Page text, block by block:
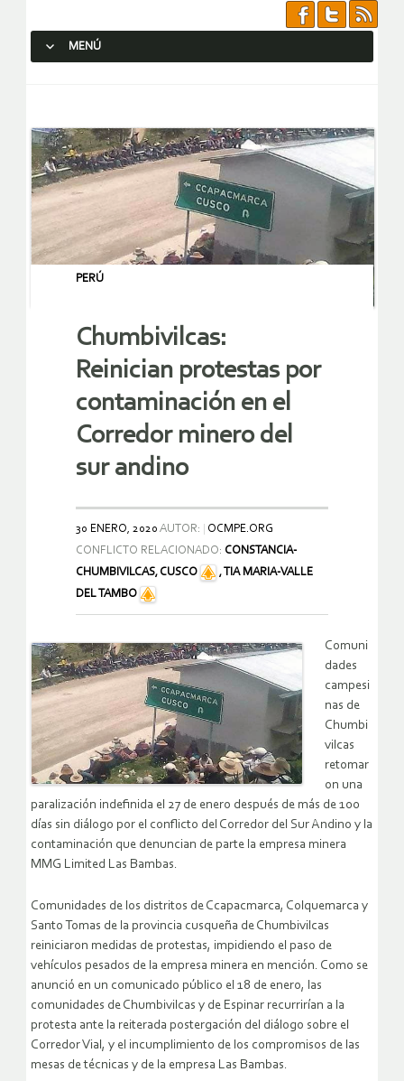
MENÚ
PERÚ
Chumbivilcas:
Reinician protestas por
contaminación en el
Corredor minero del
sur andino
30 ENERO, 2020 AUTOR:
OCMPE.ORG
CONFLICTO RELACIONADO: CONSTANCIA-
CHUMBIVILCAS, CUSCO
,TIA MARIA-VALLE
DEL TAMBO
Comuni
dades
campesi
nas de
Chumbi
vilcas
retomar
on una
paralización indefinida el 27 de enero después de más de 100
días sin diálogo por el conflicto del Corredor del Sur Andino y la
contaminación que denuncian de parte la empresa minera
MMG Limited Las Bambas.
Comunidades de los distritos de Ccapacmarca, Colquemarca y
Santo Tomas de la provincia cusqueña de Chumbivilcas
reiniciaron medidas de protestas, impidiendo el paso de
vehículos pesados de la empresa minera en mención. Como se
anunció en un comunicado público el 18 de enero, las
comunidades de Chumbivilcas y de Espinar recurrirían a la
protesta ante la reiterada postergación del diálogo sobre el
Corredor Vial, y el incumplimiento de los compromisos de las
mesas de técnicas y de la empresa Las Bambas.